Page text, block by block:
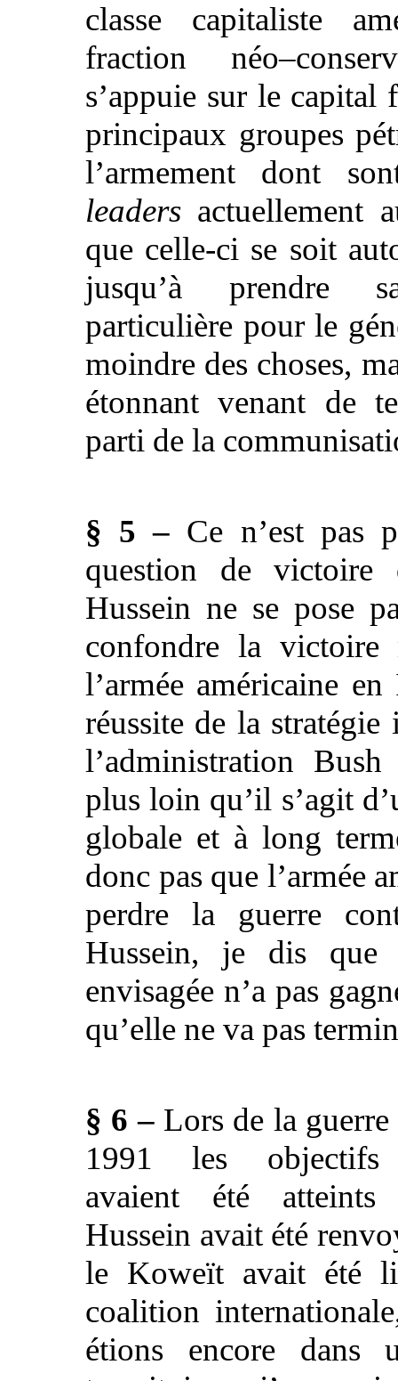
classe capitaliste
fraction
s’appuie sur le capital
principaux groupes
l’armement dont
leaders actuellement
que celle-ci se soit
jusqu’à prendre
particulière pour le
moindre des choses,
étonnant venant de
parti de la
§ 5 – Ce n’est pas
question de victoire
Hussein ne se pose
confondre la victoire
l’armée américaine
réussite de la stratégie
l’administration
plus loin qu’il s’agit
globale et à long
donc pas que l’armée
perdre la guerre
Hussein, je dis que
envisagée n’a pas
qu’elle ne va pas
§ 6 –Lors de la
1991 les objectifs
avaient été
Hussein avait été
le Koweït avait été
coalition
étions encore dans